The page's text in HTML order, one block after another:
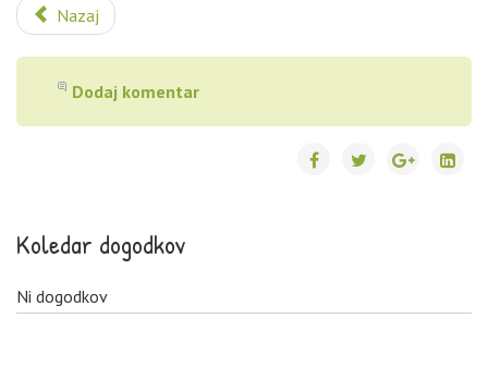
Nazaj
Dodaj komentar
Koledar dogodkov
Ni dogodkov